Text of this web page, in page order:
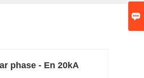

phase - En 20kA